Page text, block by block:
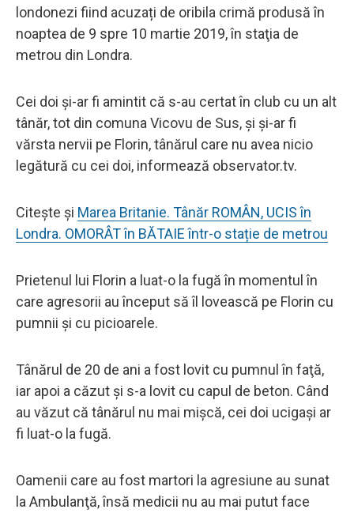
londonezi fiind acuzați de oribila crimă produsă în
noaptea de 9 spre 10 martie 2019, în staţia de
metrou din Londra.
Cei doi şi-ar fi amintit că s-au certat în club cu un alt
tânăr, tot din comuna Vicovu de Sus, şi şi-ar fi
vărsta nervii pe Florin, tânărul care nu avea nicio
legătură cu cei doi, informează observator.tv.
Citește și Marea Britanie. Tânăr ROMÂN, UCIS în
Londra. OMORÂT în BĂTAIE într-o stație de metrou
Prietenul lui Florin a luat-o la fugă în momentul în
care agresorii au început să îl lovească pe Florin cu
pumnii şi cu picioarele.
Tânărul de 20 de ani a fost lovit cu pumnul în faţă,
iar apoi a căzut şi s-a lovit cu capul de beton. Când
au văzut că tânărul nu mai mişcă, cei doi ucigaşi ar
fi luat-o la fugă.
Oamenii care au fost martori la agresiune au sunat
la Ambulanţă, însă medicii nu au mai putut face